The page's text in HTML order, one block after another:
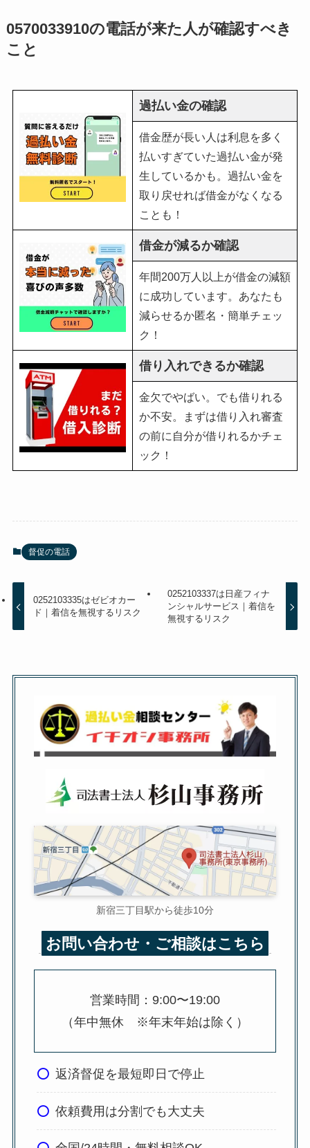
0570033910の電話が来た人が確認すべき
こと
過払い金の確認
借金歴が長い人は利息を多く
払いすぎていた過払い金が発
生しているかも。過払い金を
取り戻せれば借金がなくなる
ことも！
借金が減るか確認
年間200万人以上が借金の減額
に成功しています。あなたも
減らせるか匿名・簡単チェッ
ク！
借り入れできるか確認
金欠でやばい。でも借りれる
か不安。まずは借り入れ審査
の前に自分が借りれるかチェ
ック！
督促の電話
0252103335はゼビオカー
ド｜着信を無視するリスク
0252103337は日産フィナ
ンシャルサービス｜着信を
無視するリスク
新宿三丁目駅から徒歩10分
お問い合わせ・ご相談はこちら
営業時間：9:00〜19:00
（年中無休 ※年末年始は除く）
返済督促を最短即日で停止
依頼費用は分割でも大丈夫